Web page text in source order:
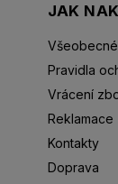
JAK
Pravidla
Vrácení
Reklamace
Kontakty
Doprava